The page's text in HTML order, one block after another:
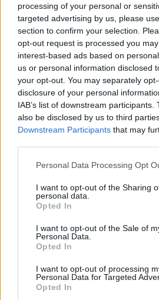
processing of your personal or
targeted advertising by us, please
section to confirm your selection.
opt-out request is processed you
interest-based ads based on
us or personal information disclosed
your opt-out. You may separately
disclosure of your personal
IAB’s list of downstream
also be disclosed by us to third
Downstream Participants that may
Personal Data Processing Opt
I want to opt-out of the Sharing
personal data.
Opted In
I want to opt-out of the Sale of
Personal Data.
Opted In
I want to opt-out of processing
Personal Data for Targeted
Opted In
az első fordulóban, míg
főpolgármestere, Nicușor
Eközben a befektetők arra is
milyen bejelentések érkeznek
telefonbeszélgetésről.
2025. május 19. 22:02 Megosztás
legnagyobb mértékben A tőzsde
42 791,94 ponton fejezte be a
emelkedést jelent. Az S\&P 500
KEDVES OLVASÓNK!
A keresett cikk a portfolio.hu
tartozik, melynek olvasása
regisztrációhoz kötött.
Portfolio.hu teljes
Kötéslisták: BÉT elmúlt 2 év